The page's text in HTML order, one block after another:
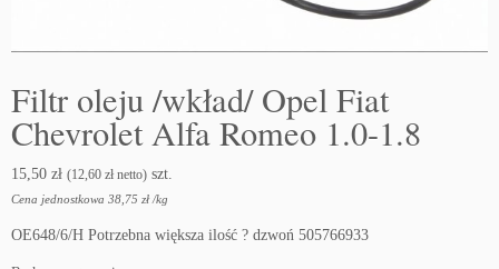
Filtr oleju /wkład/ Opel Fiat
Chevrolet Alfa Romeo 1.0-1.8
15,50 zł (12,60 zł netto) szt.
Cena jednostkowa 38,75 zł /kg
OE648/6/H Potrzebna większa ilość ? dzwoń 505766933